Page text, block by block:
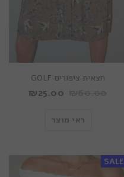
חצאית ציפורים GOLF
₪25.00
ראי מוצר
SALE